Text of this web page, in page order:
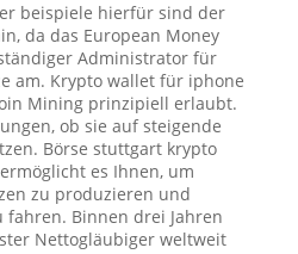
beispiele hierfür sind der
da das European Money
Administrator für
am. Krypto wallet für iphone
Mining prinzipiell erlaubt.
ob sie auf steigende
Börse stuttgart krypto
es Ihnen, um
zu produzieren und
fahren. Binnen drei Jahren
Nettogläubiger weltweit